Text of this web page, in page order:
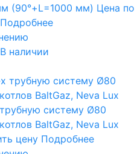
(90°+L=1000 мм) Цена по
Подробнее
В наличии
систему Ø80
BaltGaz, Neva Lux
цену Подробнее